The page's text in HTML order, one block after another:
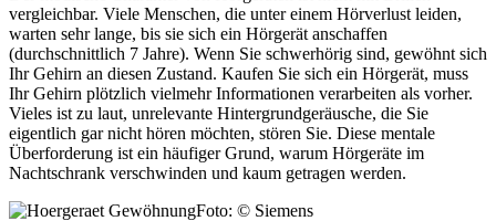
vergleichbar. Viele Menschen, die unter einem Hörverlust leiden,
warten sehr lange, bis sie sich ein Hörgerät anschaffen
(durchschnittlich 7 Jahre). Wenn Sie schwerhörig sind, gewöhnt sich
Ihr Gehirn an diesen Zustand. Kaufen Sie sich ein Hörgerät, muss
Ihr Gehirn plötzlich vielmehr Informationen verarbeiten als vorher.
Vieles ist zu laut, unrelevante Hintergrundgeräusche, die Sie
eigentlich gar nicht hören möchten, stören Sie. Diese mentale
Überforderung ist ein häufiger Grund, warum Hörgeräte im
Nachtschrank verschwinden und kaum getragen werden.
Foto: © Siemens